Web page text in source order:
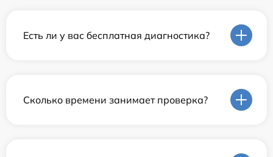
Есть ли у вас бесплатная диагностика?
Сколько времени занимает проверка?